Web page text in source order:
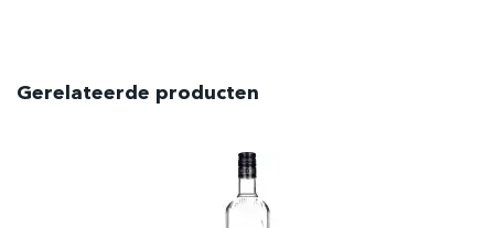
Gerelateerde producten